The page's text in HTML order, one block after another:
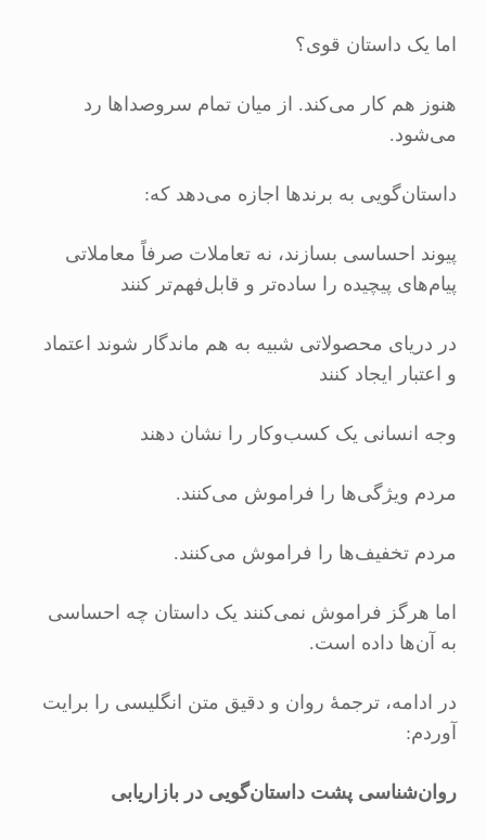
اما یک داستان قوی؟
هنوز هم کار می‌کند. از میان تمام سروصداها رد
می‌شود.
داستان‌گویی به برندها اجازه می‌دهد که:
پیوند احساسی بسازند، نه تعاملات صرفاً معاملاتی
پیام‌های پیچیده را ساده‌تر و قابل‌فهم‌تر کنند
در دریای محصولاتی شبیه به هم ماندگار شوند اعتماد
و اعتبار ایجاد کنند
وجه انسانی یک کسب‌وکار را نشان دهند
مردم ویژگی‌ها را فراموش می‌کنند.
مردم تخفیف‌ها را فراموش می‌کنند.
اما هرگز فراموش نمی‌کنند یک داستان چه احساسی
به آن‌ها داده است.
در ادامه، ترجمهٔ روان و دقیق متن انگلیسی را برایت
آوردم:
روان‌شناسی پشت داستان‌گویی در بازاریابی